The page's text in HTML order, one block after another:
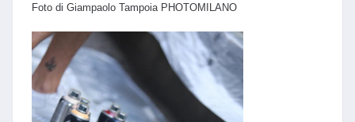
Foto di Giampaolo Tampoia PHOTOMILANO